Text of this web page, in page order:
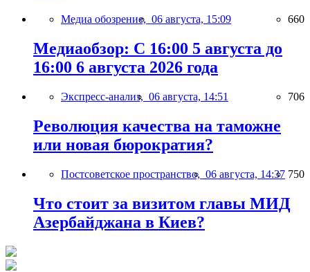
Медиа обозрение, 06 августа, 15:09 660
Медиаобзор: С 16:00 5 августа до
16:00 6 августа 2026 года
Экспресс-анализ, 06 августа, 14:51 706
Революция качества на таможне
или новая бюрократия?
Постсоветское пространство, 06 августа, 14:37 750
Что стоит за визитом главы МИД
Азербайджана в Киев?